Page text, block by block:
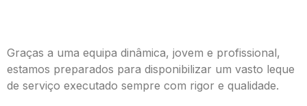
Graças a uma equipa dinâmica, jovem e profissional,
estamos preparados para disponibilizar um vasto leque
de serviço executado sempre com rigor e qualidade.